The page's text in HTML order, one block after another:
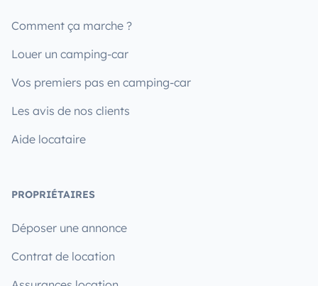
Comment ça marche ?
Louer un camping-car
Vos premiers pas en camping-car
Les avis de nos clients
Aide locataire
PROPRIÉTAIRES
Déposer une annonce
Contrat de location